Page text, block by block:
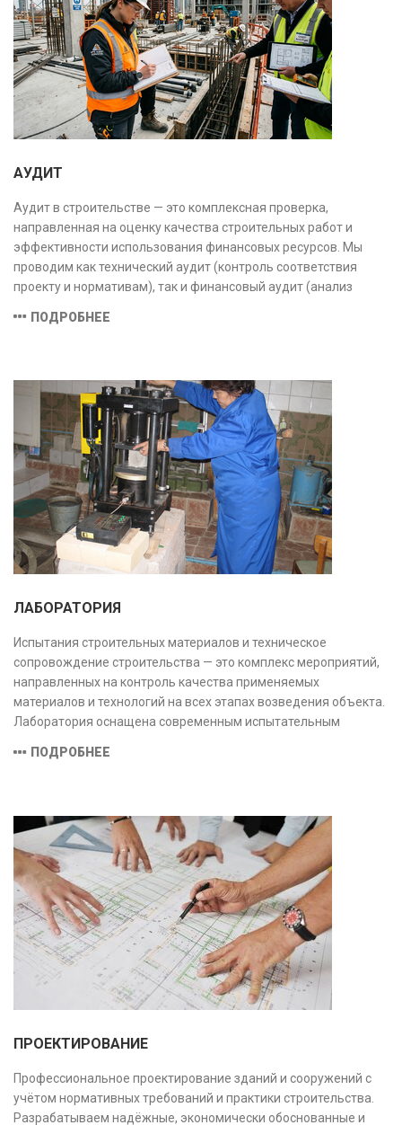
АУДИТ
Аудит в строительстве — это комплексная проверка,
направленная на оценку качества строительных работ и
эффективности использования финансовых ресурсов. Мы
проводим как технический аудит (контроль соответствия
проекту и нормативам), так и финансовый аудит (анализ
безопасность и экономическую обоснованность проекта.
ПОДРОБНЕЕ
ЛАБОРАТОРИЯ
Испытания строительных материалов и техническое
сопровождение строительства — это комплекс мероприятий,
направленных на контроль качества применяемых
материалов и технологий на всех этапах возведения объекта.
Лаборатория оснащена современным испытательным
соответствующими заявленной области аккредитации.
ПОДРОБНЕЕ
ПРОЕКТИРОВАНИЕ
Профессиональное проектирование зданий и сооружений с
учётом нормативных требований и практики строительства.
Разрабатываем надёжные, экономически обоснованные и